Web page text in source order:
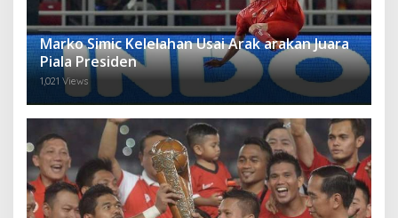
Marko Simic Kelelahan Usai Arak arakan Juara
Piala Presiden
1,021 Views